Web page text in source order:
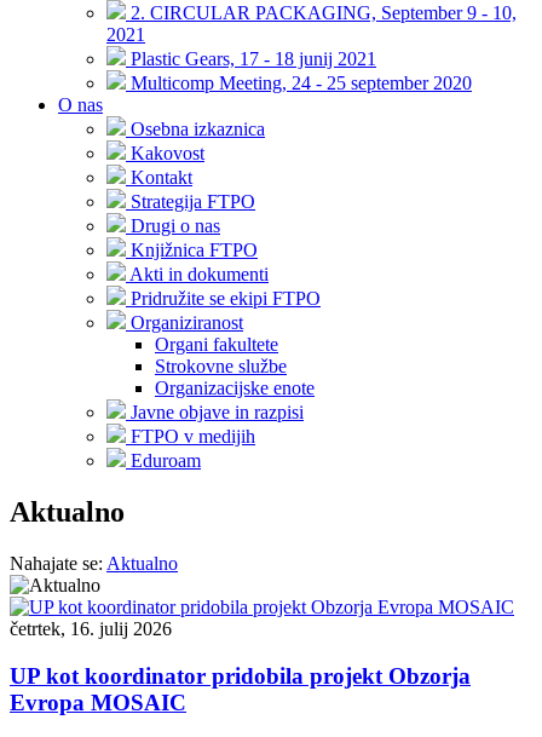
2. CIRCULAR PACKAGING, September 9 - 10,
2021
Plastic Gears, 17 - 18 junij 2021
Multicomp Meeting, 24 - 25 september 2020
O nas
Osebna izkaznica
Kakovost
Kontakt
Strategija FTPO
Drugi o nas
Knjižnica FTPO
Akti in dokumenti
Pridružite se ekipi FTPO
Organiziranost
Organi fakultete
Strokovne službe
Organizacijske enote
Javne objave in razpisi
FTPO v medijih
Eduroam
Aktualno
Nahajate se: Aktualno
četrtek, 16. julij 2026
UP kot koordinator pridobila projekt Obzorja
Evropa MOSAIC